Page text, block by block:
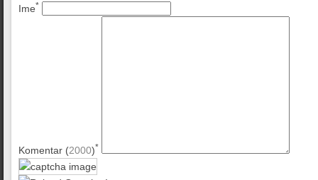
Ime*
Komentar (2000)*